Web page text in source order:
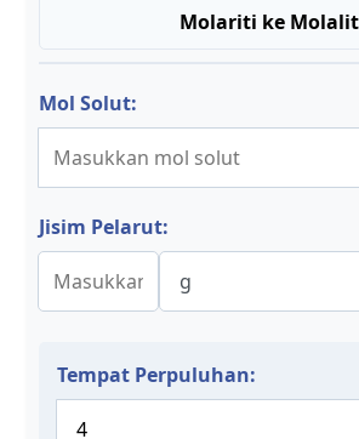
Molariti ke
Mol Solut:
Jisim Pelarut:
Tempat Perpuluhan: